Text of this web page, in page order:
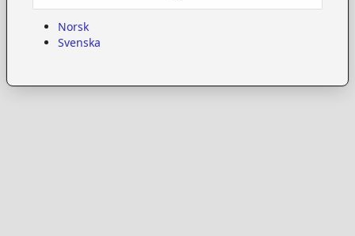
Norsk
Svenska